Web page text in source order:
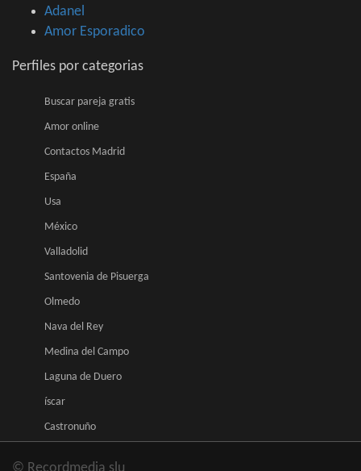
Adanel
Amor Esporadico
Perfiles por categorias
Buscar pareja gratis
Amor online
Contactos Madrid
España
Usa
México
Valladolid
Santovenia de Pisuerga
Olmedo
Nava del Rey
Medina del Campo
Laguna de Duero
íscar
Castronuño